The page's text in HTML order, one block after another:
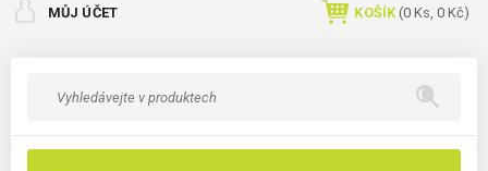
MŮJ ÚČET KOŠÍK (0 Ks, 0 Kč)